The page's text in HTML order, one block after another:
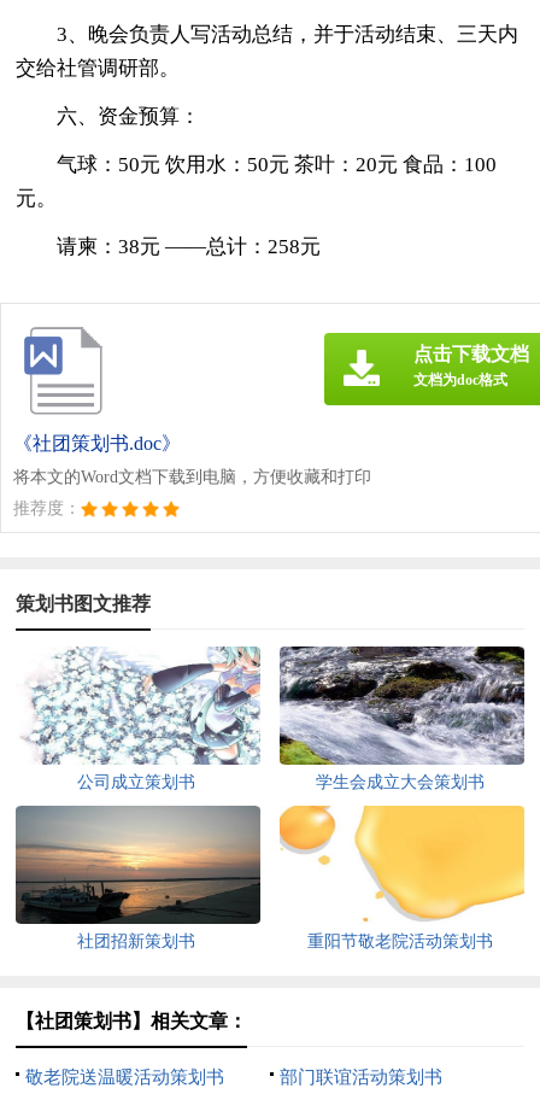
3、晚会负责人写活动总结，并于活动结束、三天内
交给社管调研部。
六、资金预算：
气球：50元 饮用水：50元 茶叶：20元 食品：100
元。
请柬：38元 ——总计：258元
《社团策划书.doc》
将本文的Word文档下载到电脑，方便收藏和打印
推荐度：
点击下载文档
文档为doc格式
策划书图文推荐
公司成立策划书 学生会成立大会策划书
社团招新策划书 重阳节敬老院活动策划书
【社团策划书】相关文章：
敬老院送温暖活动策划书 部门联谊活动策划书